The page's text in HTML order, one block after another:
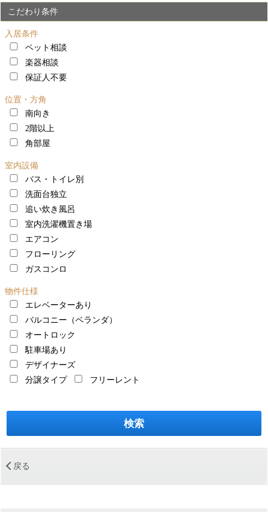
こだわり条件
入居条件
ペット相談
楽器相談
保証人不要
位置・方角
南向き
2階以上
角部屋
室内設備
バス・トイレ別
洗面台独立
追い炊き風呂
室内洗濯機置き場
エアコン
フローリング
ガスコンロ
物件仕様
エレベーターあり
バルコニー（ベランダ）
オートロック
駐車場あり
デザイナーズ
分譲タイプ
フリーレント
戻る